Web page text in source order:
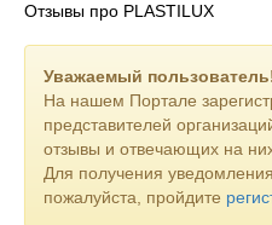
Отзывы про PLASTILUX
Уважаемый
На нашем Портале
представителей
отзывы и отвечающих на
Для получения
пожалуйста, пройдите